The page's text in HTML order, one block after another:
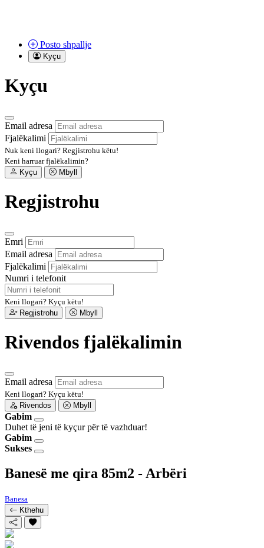
Posto shpallje
Kyçu
Kyçu
Email adresa
Fjalëkalimi
Nuk keni llogari? Regjistrohu këtu!
Keni harruar fjalëkalimin?
Kyçu
Mbyll
Regjistrohu
Emri
Email adresa
Fjalëkalimi
Numri i telefonit
Keni llogari? Kyçu këtu!
Regjistrohu
Mbyll
Rivendos fjalëkalimin
Email adresa
Keni llogari? Kyçu këtu!
Rivendos
Mbyll
Gabim
Duhet të jeni të kyçur për të vazhduar!
Gabim
Sukses
Banesë me qira 85m2 - Arbëri
Banesa
Kthehu